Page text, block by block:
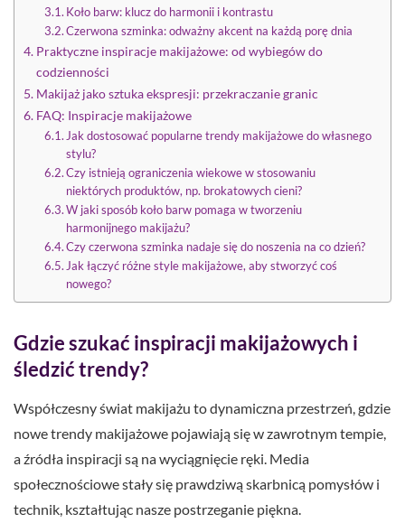
Koło barw: klucz do harmonii i kontrastu
Czerwona szminka: odważny akcent na każdą porę dnia
Praktyczne inspiracje makijażowe: od wybiegów do
codzienności
Makijaż jako sztuka ekspresji: przekraczanie granic
FAQ: Inspiracje makijażowe
Jak dostosować popularne trendy makijażowe do własnego
stylu?
Czy istnieją ograniczenia wiekowe w stosowaniu
niektórych produktów, np. brokatowych cieni?
W jaki sposób koło barw pomaga w tworzeniu
harmonijnego makijażu?
Czy czerwona szminka nadaje się do noszenia na co dzień?
Jak łączyć różne style makijażowe, aby stworzyć coś
nowego?
Gdzie szukać inspiracji makijażowych i
śledzić trendy?
Współczesny świat makijażu to dynamiczna przestrzeń, gdzie
nowe trendy makijażowe pojawiają się w zawrotnym tempie,
a źródła inspiracji są na wyciągnięcie ręki. Media
społecznościowe stały się prawdziwą skarbnicą pomysłów i
technik, kształtując nasze postrzeganie piękna.